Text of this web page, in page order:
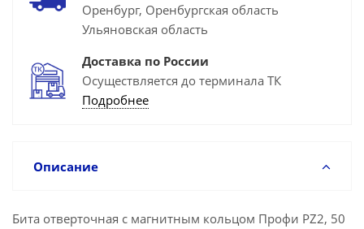
Оренбург, Оренбургская область
Ульяновская область
Доставка по России
Осуществляется до терминала ТК
Подробнее
Описание
Бита отверточная с магнитным кольцом Профи PZ2, 50